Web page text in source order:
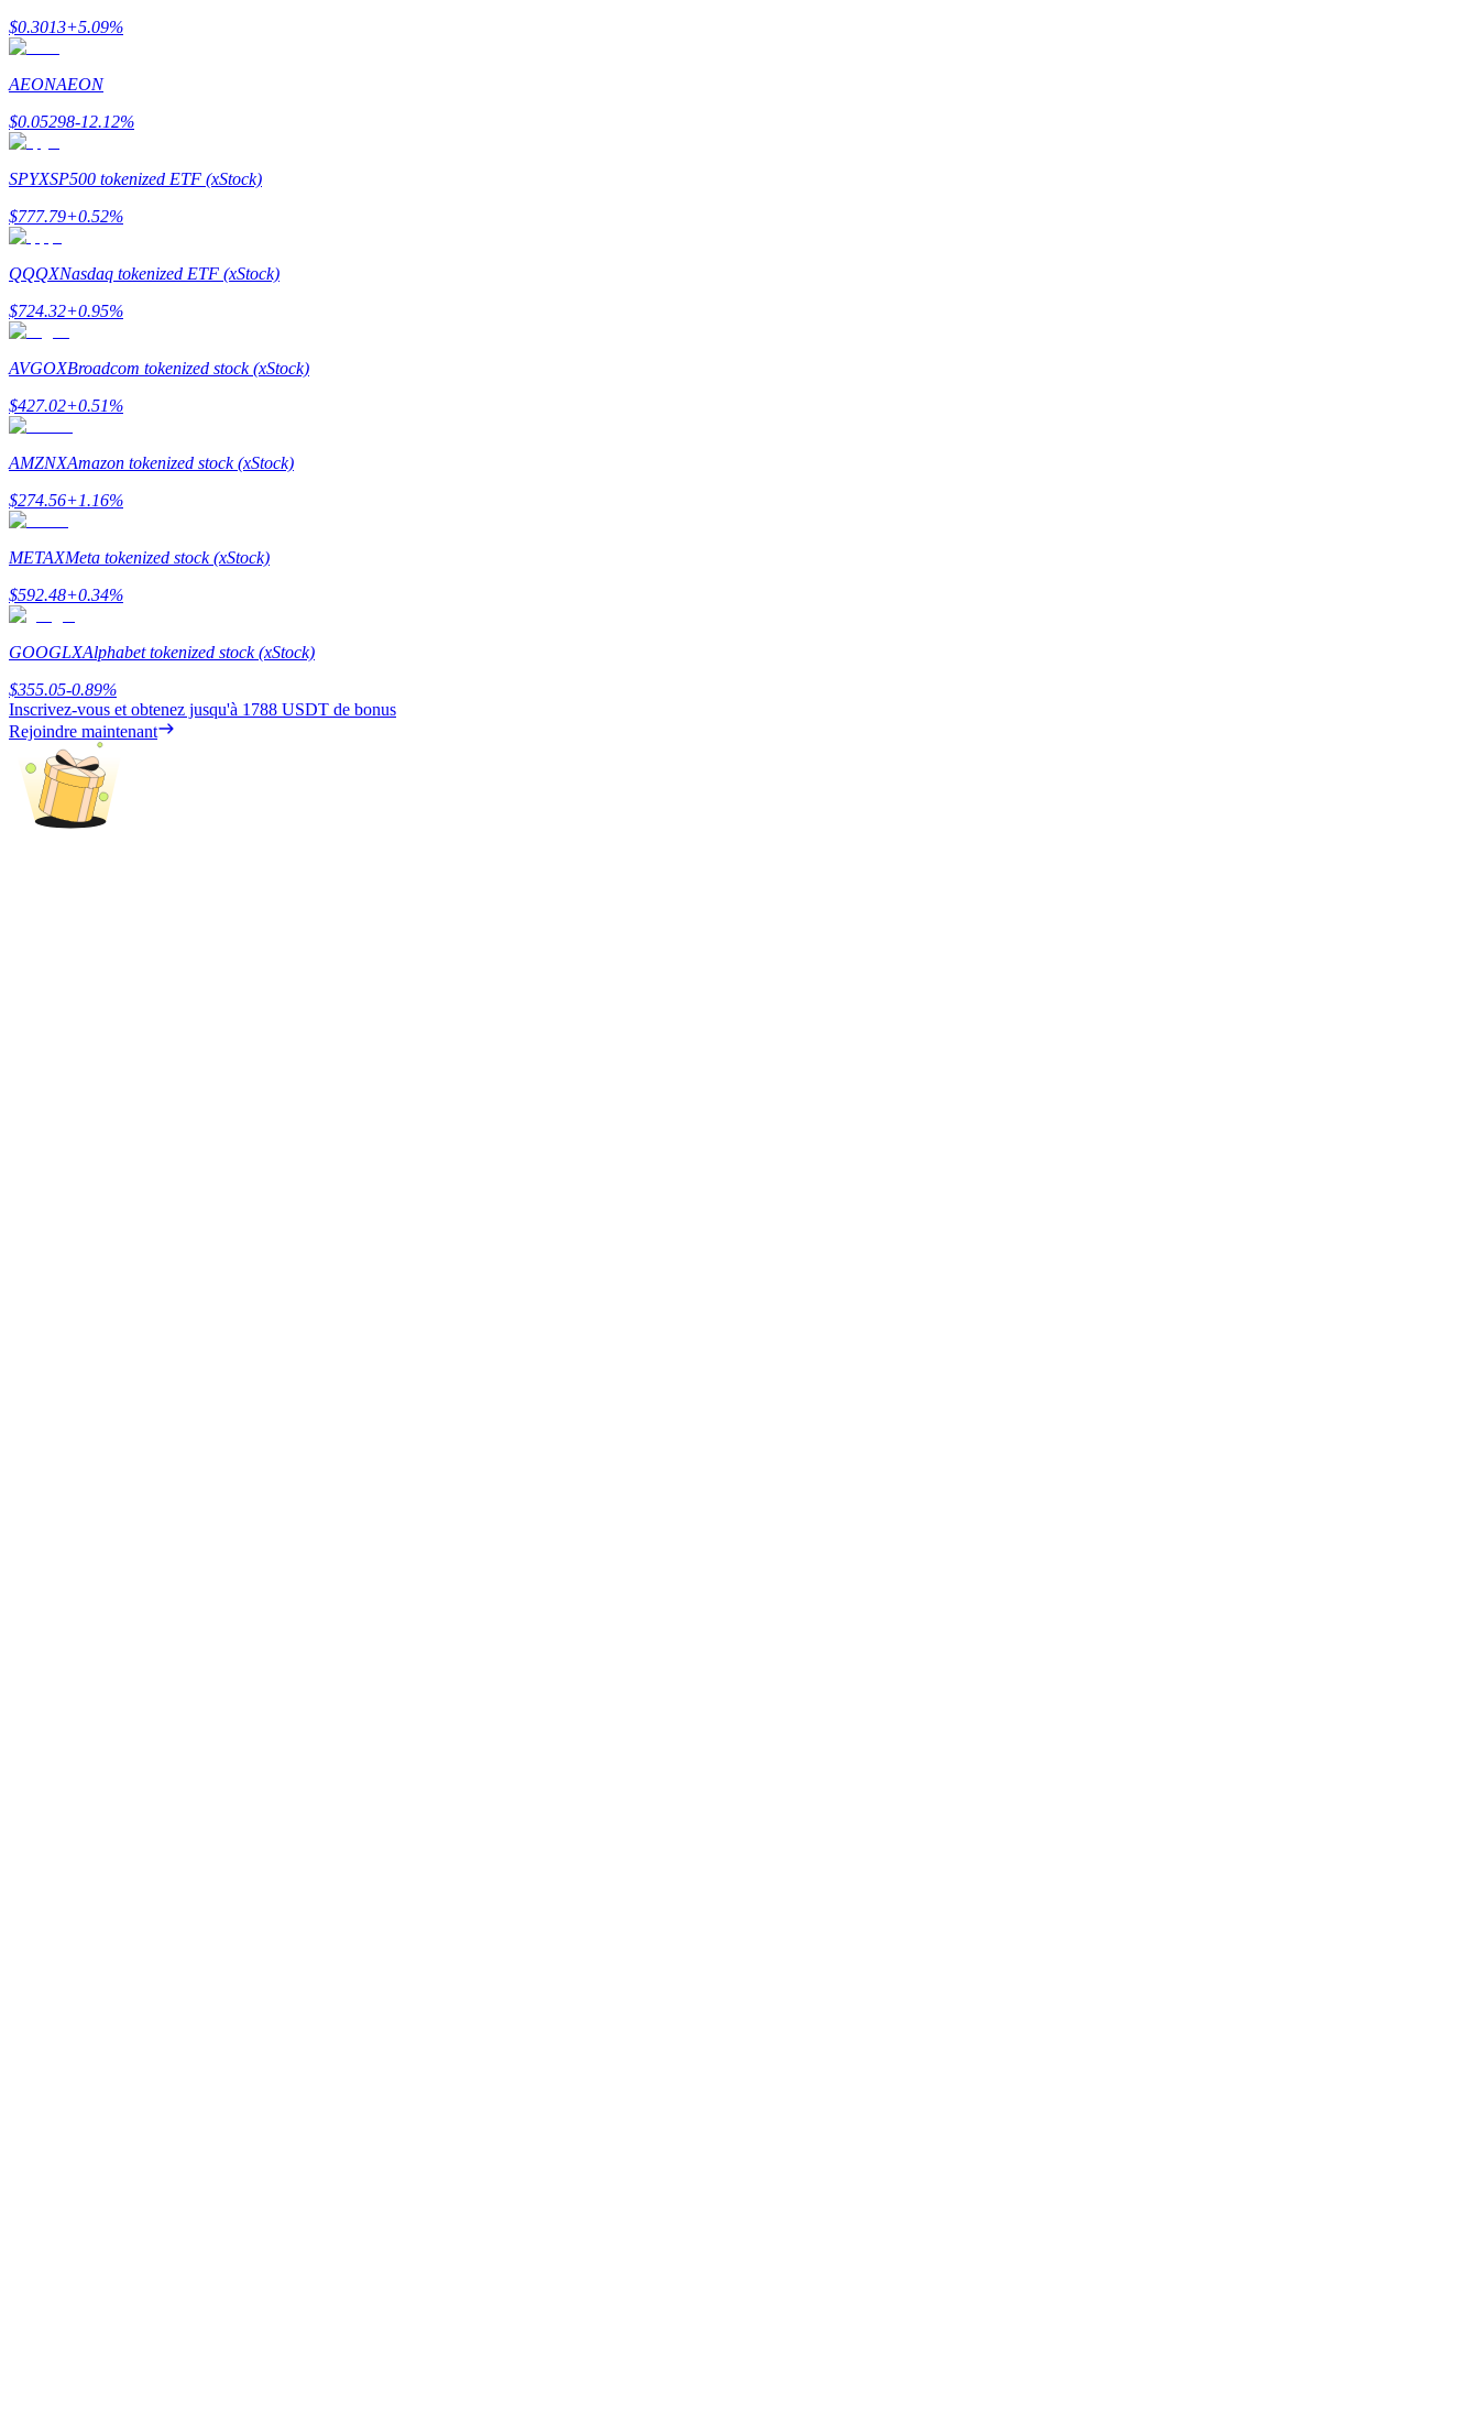
Information
Analyse de mégadonnées, y compris des informations commerciales, etc.
Guide
Guide de démarrage des contrats à terme
Stratégies de trading
Apprenez à rester rentable
$0.3013+5.09%
AEONAEON
$0.05298-12.12%
SPYXSP500 tokenized ETF (xStock)
$777.79+0.52%
QQQXNasdaq tokenized ETF (xStock)
$724.32+0.95%
AVGOXBroadcom tokenized stock (xStock)
$427.02+0.51%
AMZNXAmazon tokenized stock (xStock)
$274.56+1.16%
METAXMeta tokenized stock (xStock)
$592.48+0.34%
GOOGLXAlphabet tokenized stock (xStock)
$355.05-0.89%
Inscrivez-vous et obtenez jusqu'à 1788 USDT de bonus
Rejoindre maintenant